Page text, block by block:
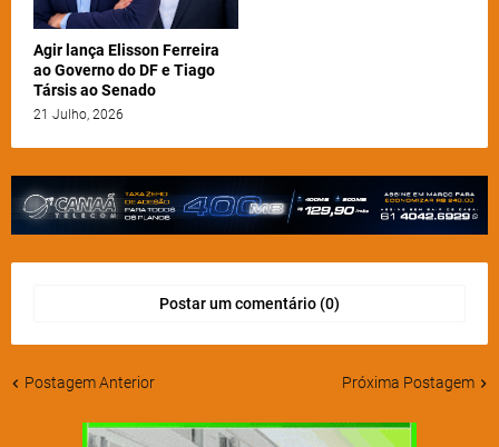
Agir lança Elisson Ferreira
ao Governo do DF e Tiago
Társis ao Senado
21 Julho, 2026
Postar um comentário (0)
Postagem Anterior Próxima Postagem